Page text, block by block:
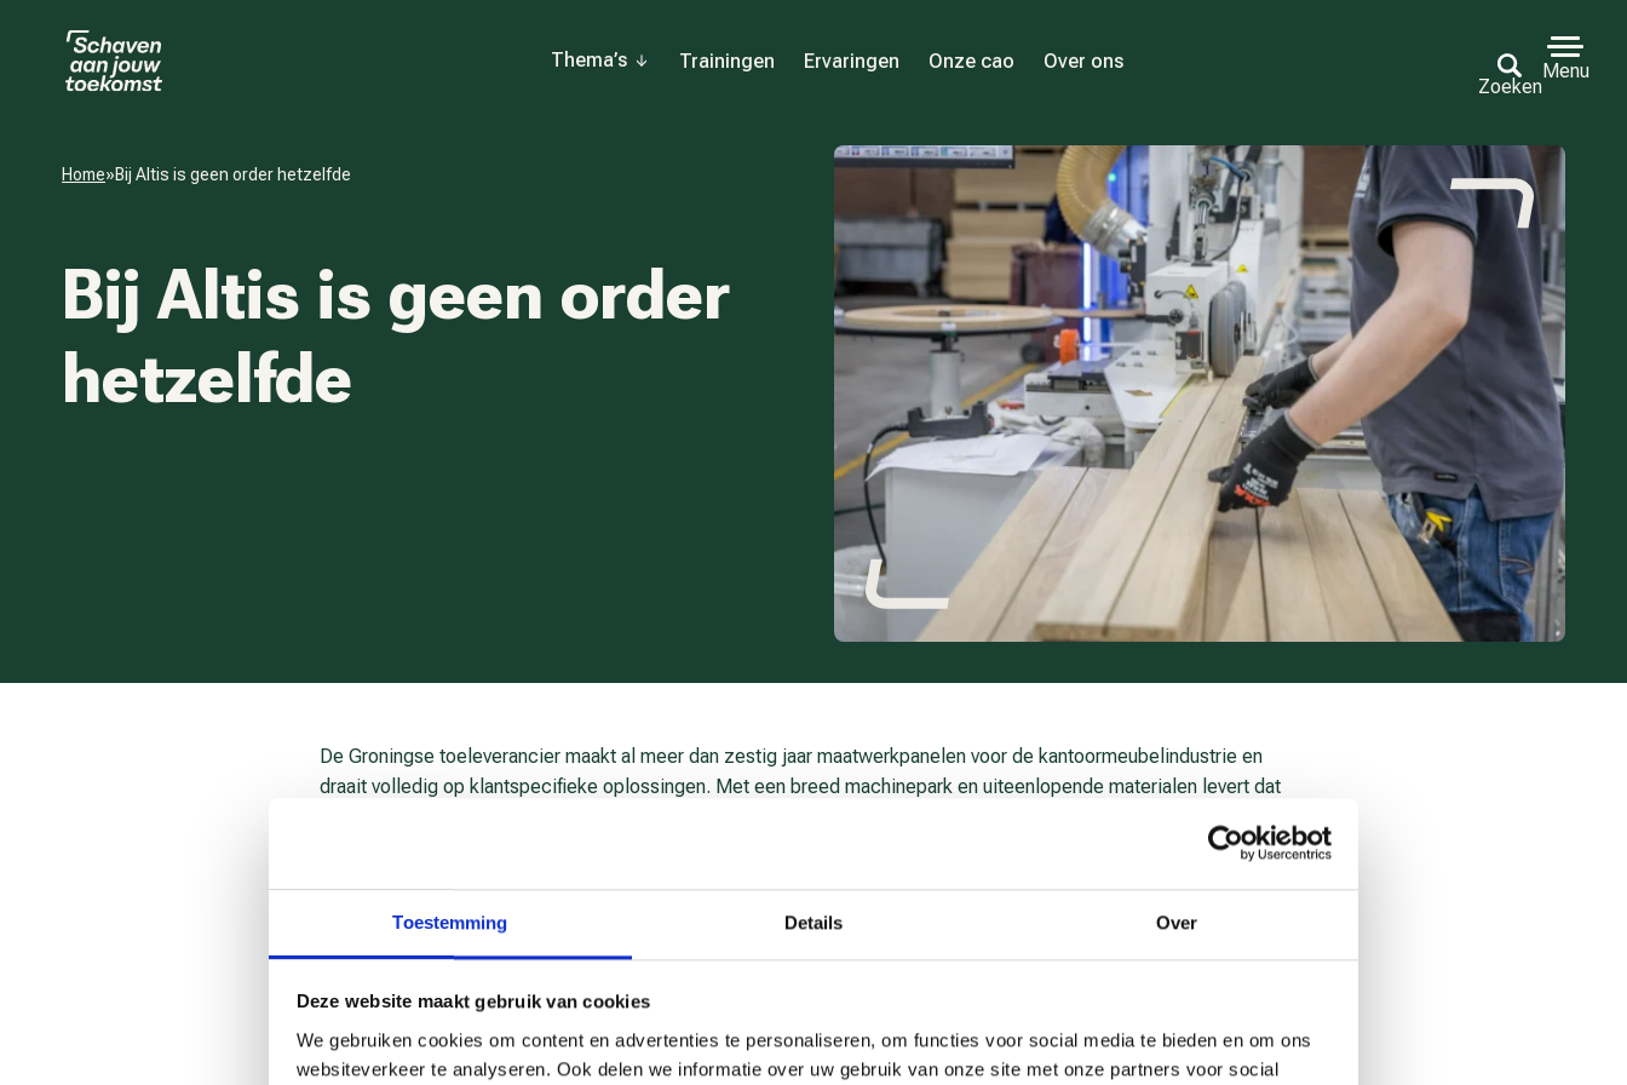
Toestemming Details Over
Deze website maakt gebruik van cookies
We gebruiken cookies om content en advertenties te personaliseren, om functies voor social media te bieden en om ons
websiteverkeer te analyseren. Ook delen we informatie over uw gebruik van onze site met onze partners voor social
Thema’s Trainingen Ervaringen Onze cao
Over ons
Zoeken
Menu
Home»Bij Altis is geen order hetzelfde
Bij Altis is geen order
hetzelfde
De Groningse toeleverancier maakt al meer dan zestig jaar maatwerkpanelen voor de kantoormeubelindustrie en
draait volledig op klantspecifieke oplossingen. Met een breed machinepark en uiteenlopende materialen levert dat
In acht sessies gingen medewerkers uit verschillende afdelingen met elkaar in gesprek. Niet vanuit vaste rollen, maar
vanuit meerdere perspectieven. Dat leverde nieuwe inzichten op. ‘Je ziet ineens waar het bij een andere afdeling
vastloopt,’ vertelt directeur Jetske. ‘En dan snap je ook waarom iets soms langer duurt dan je verwacht.’ Een
overdrachten en vaste routines. Dat werkte, maar bood weinig ruimte voor meedenken. Tijdens het traject kregen